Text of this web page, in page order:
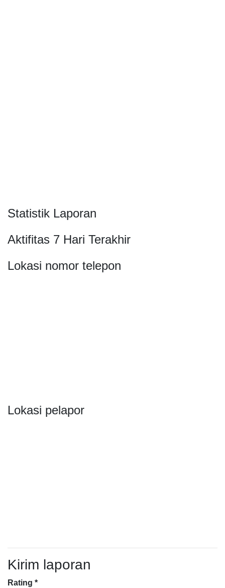
Statistik Laporan
Aktifitas 7 Hari Terakhir
Lokasi nomor telepon
Lokasi pelapor
Kirim laporan
Rating *